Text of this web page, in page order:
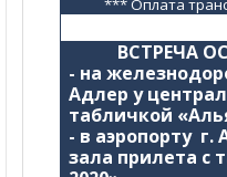
*** Оплата
ВСТРЕЧА
- на
Адлер у
табличкой
- в аэропорту
зала прилета с